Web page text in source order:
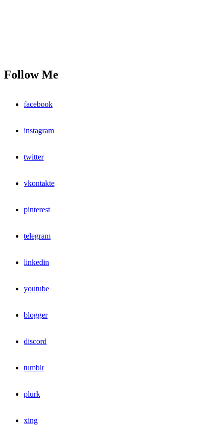
Follow Me
facebook
instagram
twitter
vkontakte
pinterest
telegram
linkedin
youtube
blogger
discord
tumblr
plurk
xing